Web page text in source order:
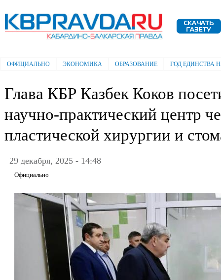
Электронная газета "Кабардино-
Балкарская правда"
Главное меню
ОФИЦИАЛЬНО ЭКОНОМИКА ОБРАЗОВАНИЕ ГОД ЕДИНСТВА
Глава КБР Казбек Коков
научно-практический центр
пластической хирургии и
29 декабря, 2025 - 14:48
Официально